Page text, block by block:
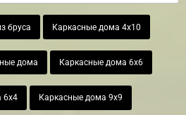
бруса Каркасные дома 4х10
дома Каркасные дома 6х6
6х4 Каркасные дома 9х9